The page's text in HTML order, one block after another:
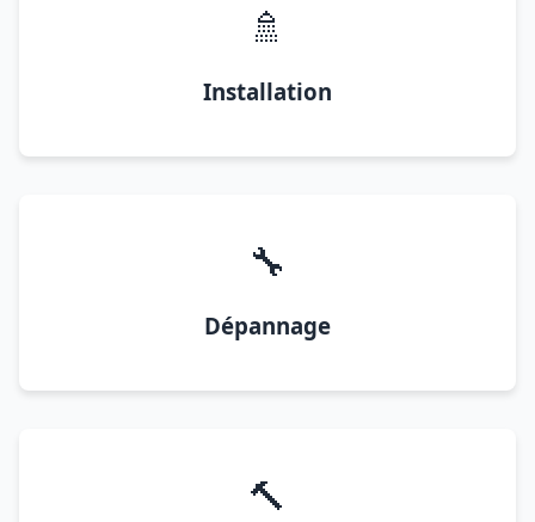
🚿
Installation
🔧
Dépannage
🔨